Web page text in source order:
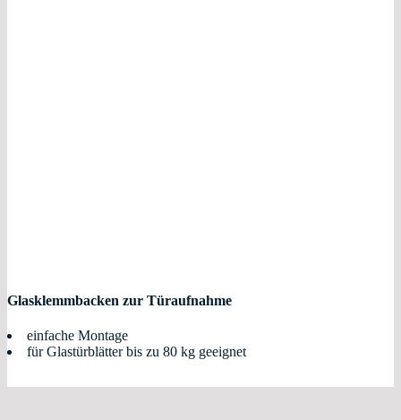
Glasklemmbacken zur Türaufnahme
einfache Montage
für Glastürblätter bis zu 80 kg geeignet